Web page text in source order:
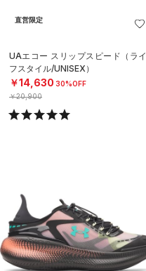
直営限定
UAエコー スリップスピード（ライ
フスタイル/UNISEX）
￥14,630 30%OFF
￥20,900